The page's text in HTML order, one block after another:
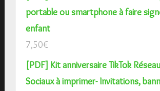
portable ou smartphone à faire
enfant
7,50€
[PDF] Kit anniversaire TikTok
Sociaux à imprimer- Invitations,